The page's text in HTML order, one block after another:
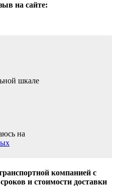
на сайте:
шкале
на
компанией с
и стоимости доставки